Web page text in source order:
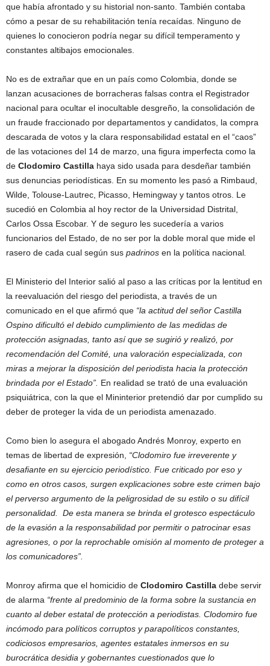
que había afrontado y su historial non-santo. También contaba
cómo a pesar de su rehabilitación tenía recaídas. Ninguno de
quienes lo conocieron podría negar su difícil temperamento y
constantes altibajos emocionales.
No es de extrañar que en un país como Colombia, donde se
lanzan acusaciones de borracheras falsas contra el Registrador
nacional para ocultar el inocultable desgreño, la consolidación de
un fraude fraccionado por departamentos y candidatos, la compra
descarada de votos y la clara responsabilidad estatal en el “caos”
de las votaciones del 14 de marzo, una figura imperfecta como la
de Clodomiro Castilla haya sido usada para desdeñar también
sus denuncias periodísticas. En su momento les pasó a Rimbaud,
Wilde, Tolouse-Lautrec, Picasso, Hemingway y tantos otros. Le
sucedió en Colombia al hoy rector de la Universidad Distrital,
Carlos Ossa Escobar. Y de seguro les sucedería a varios
funcionarios del Estado, de no ser por la doble moral que mide el
rasero de cada cual según sus padrinos en la política nacional
El Ministerio del Interior salió al paso a las críticas por la lentitud en
la reevaluación del riesgo del periodista, a través de un
comunicado en el que afirmó que “la actitud del señor Castilla
Ospino dificultó el debido cumplimiento de las medidas de
protección asignadas, tanto así que se sugirió y realizó, por
recomendación del Comité, una valoración especializada, con
miras a mejorar la disposición del periodista hacia la protección
brindada por el Estado”. En realidad se trató de una evaluación
psiquiátrica, con la que el Mininterior pretendió dar por cumplido su
deber de proteger la vida de un periodista amenazado.
Como bien lo asegura el abogado Andrés Monroy, experto en
temas de libertad de expresión, “Clodomiro fue irreverente y
desafiante en su ejercicio periodístico. Fue criticado por eso y
como en otros casos, surgen explicaciones sobre este crimen bajo
el perverso argumento de la peligrosidad de su estilo o su difícil
personalidad. De esta manera se brinda el grotesco espectáculo
de la evasión a la responsabilidad por permitir o patrocinar esas
agresiones, o por la reprochable omisión al momento de proteger a
los comunicadores”.
Monroy afirma que el homicidio de Clodomiro Castilla debe servir
de alarma “frente al predominio de la forma sobre la sustancia en
cuanto al deber estatal de protección a periodistas. Clodomiro fue
incómodo para políticos corruptos y parapolíticos constantes,
codiciosos empresarios, agentes estatales inmersos en su
burocrática desidia y gobernantes cuestionados que lo